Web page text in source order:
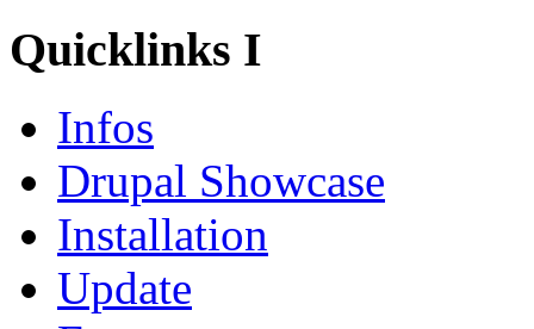
Quicklinks I
Infos
Drupal Showcase
Installation
Update